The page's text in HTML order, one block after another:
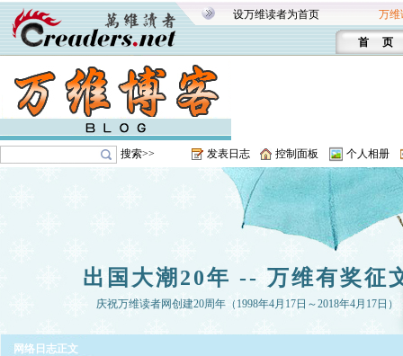
设万维读者为首页 万维
首 页
搜索>> 发表日志 控制面板 个人相册
出国大潮20年 -- 万维有奖征
庆祝万维读者网创建20周年（1998年4月17日～2018年4月17日）
网络日志正文